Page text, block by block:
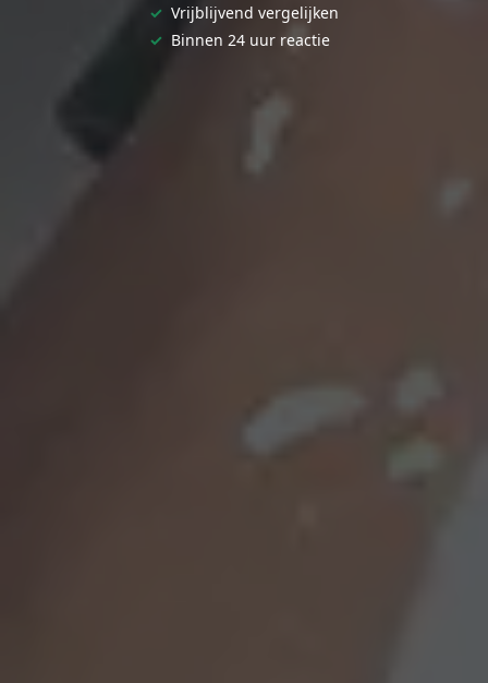
✓ Vrijblijvend vergelijken
✓ Binnen 24 uur reactie